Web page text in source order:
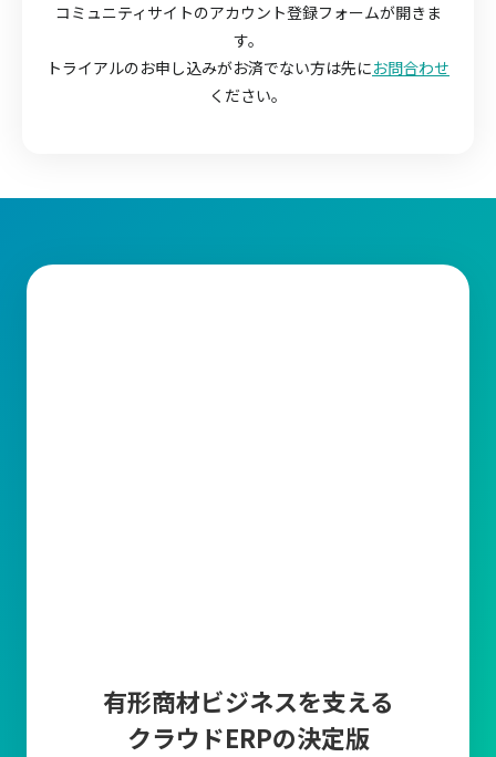
コミュニティサイトのアカウント登録フォームが開きま
す。
トライアルのお申し込みがお済でない方は先にお問合わせ
ください。
有形商材ビジネスを支える
クラウドERPの決定版